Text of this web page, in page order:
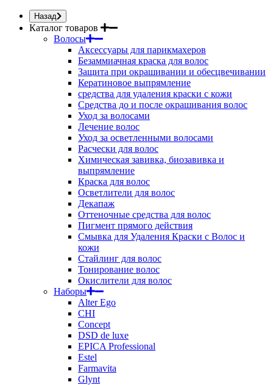
Назад
Каталог товаров
Волосы
Аксессуары для парикмахеров
Безаммиачная краска для волос
Защита при окрашивании и обесцвечивании
Кератиновое выпрямление
средства для удаления краски с кожи
Средства до и после окрашивания волос
Уход за волосами
Лечение волос
Уход за осветленными волосами
Расчески для волос
Химическая завивка, биозавивка и
выпрямление
Краска для волос
Осветлители для волос
Декапаж
Оттеночные средства для волос
Пигмент прямого действия
Смывка для Удаления Краски с Волос и
кожи
Стайлинг для волос
Тонирование волос
Окислители для волос
Наборы
Alter Ego
CHI
Concept
DSD de luxe
EPICA Professional
Estel
Farmavita
Glynt